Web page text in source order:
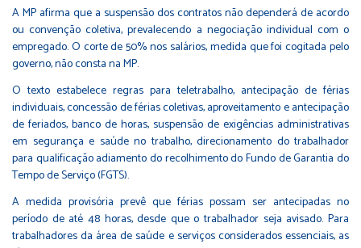
A MP afirma que a suspensão dos contratos não dependerá de acordo
ou convenção coletiva, prevalecendo a negociação individual com o
empregado. O corte de 50% nos salários, medida que foi cogitada pelo
governo, não consta na MP.
O texto estabelece regras para teletrabalho, antecipação de férias
individuais, concessão de férias coletivas, aproveitamento e antecipação
de feriados, banco de horas, suspensão de exigências administrativas
em segurança e saúde no trabalho, direcionamento do trabalhador
para qualificação adiamento do recolhimento do Fundo de Garantia do
Tempo de Serviço (FGTS).
A medida provisória prevê que férias possam ser antecipadas no
período de até 48 horas, desde que o trabalhador seja avisado. Para
trabalhadores da área de saúde e serviços considerados essenciais, as